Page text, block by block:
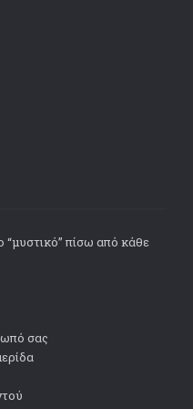
“μυστικό” πίσω από κάθε
σας